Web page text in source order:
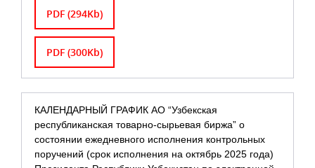
PDF (294Kb)
PDF (300Kb)
КАЛЕНДАРНЫЙ ГРАФИК АО “Узбекская
республиканская товарно-сырьевая биржа” о
состоянии ежедневного исполнения контрольных
поручений (срок исполнения на октябрь 2025 года)